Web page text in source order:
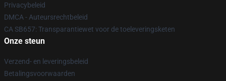
Privacybeleid
DMCA - Auteursrechtbeleid
CA SB657: Transparantiewet voor de toeleveringsketen
Onze steun
Verzend- en leveringsbeleid
Betalingsvoorwaarden